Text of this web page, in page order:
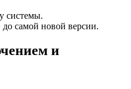
системы.
самой новой версии.
и